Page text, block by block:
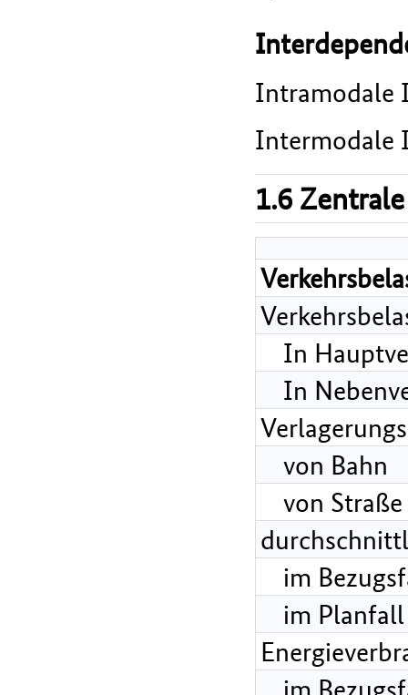
Intramodale
Intermodale
1.6
In
In
von Bahn
von Straße
im
im Planfall